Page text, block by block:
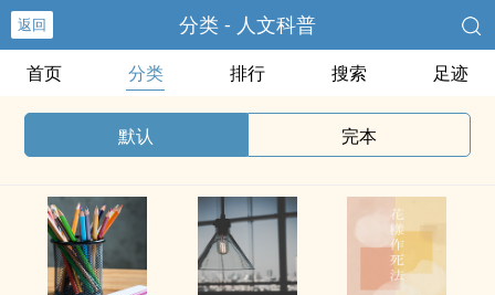
返回 分类 - 人文科普
首页 分类 排行 搜索 足迹
默认 完本